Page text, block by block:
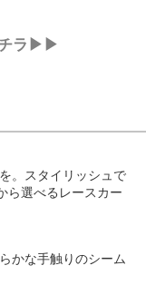
チラ▶▶
。スタイリッシュで
ら選べるレースカー
かな手触りのシーム